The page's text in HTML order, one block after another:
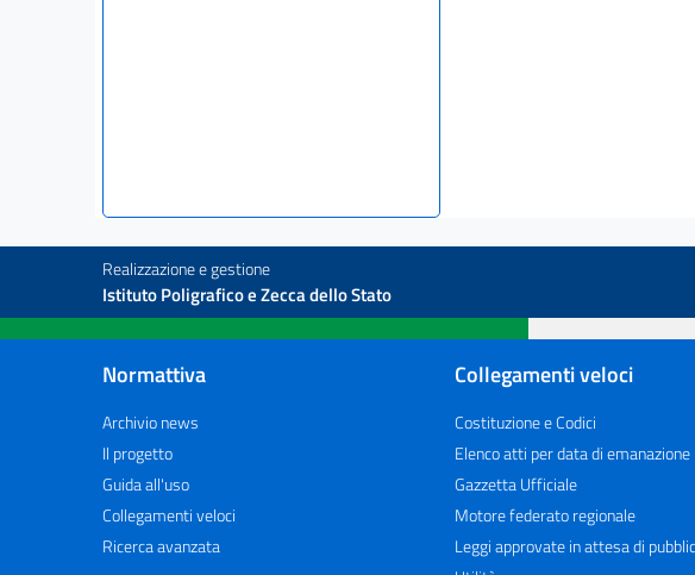
Realizzazione e gestione
Istituto Poligrafico e Zecca dello Stato
Normattiva
Archivio news
Il progetto
Guida all'uso
Collegamenti veloci
Ricerca avanzata
Collegamenti veloci
Costituzione e Codici
Elenco atti per data di emanazione
Gazzetta Ufficiale
Motore federato regionale
Leggi approvate in attesa di